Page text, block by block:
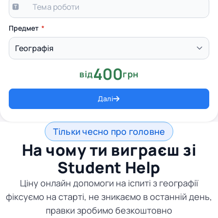
Предмет
від400грн
Далі
Тільки чесно про головне
На чому ти виграєш зі
Student Help
Ціну онлайн допомоги на іспиті з географії
фіксуємо на старті, не зникаємо в останній день,
правки зробимо безкоштовно